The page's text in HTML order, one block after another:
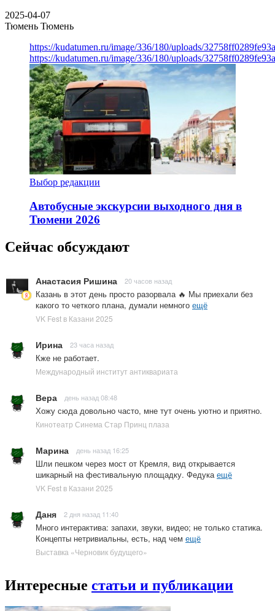
2025-04-07
Тюмень Тюмень
https://kudatumen.ru/image/336/180/uploads/
https://kudatumen.ru/image/336/180/uploads/
Выбор редакции
Автобусные экскурсии выходного дня в
Тюмени 2026
Сейчас обсуждают
Анастасия Ришина 20 часов назад
Казань в этот день просто разорвала 🔥 Мы приехали без
какого то четкого плана, думали немного ещё
VK Fest в Казани 2025
Ирина 23 часа назад
Кже не работает.
Международный институт антиквариата
Вера день назад 08:48
Хожу сюда довольно часто, мне тут очень уютно и приятно.
Кинотеатр Синема Стар Принц плаза
Марина день назад 16:25
Шли пешком через мост от Кремля, вид открывается
шикарный на фестивальную площадку. Федукаещё
VK Fest в Казани 2025
Даня 2 дня назад 11:40
Много интерактива: запахи, звуки, видео; не только статика.
Концепты нетривиальны, есть, над чем ещё
Выставка «Черновик будущего»
Интересные статьи и публикации